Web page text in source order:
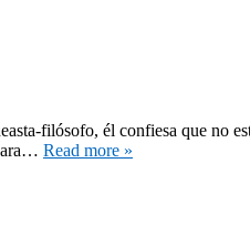
filósofo, él confiesa que no
Read more »